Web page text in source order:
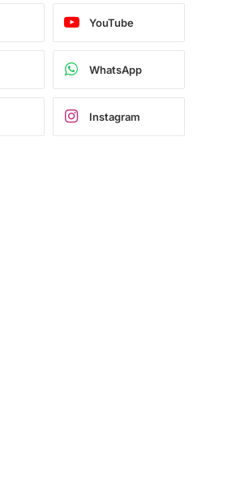
YouTube
WhatsApp
Instagram